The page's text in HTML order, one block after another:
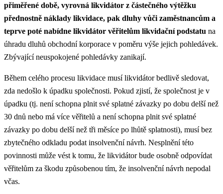
přiměřené době, vyrovná likvidátor z částečného výtěžku
přednostně náklady likvidace, pak dluhy vůči zaměstnancům a
teprve poté nabídne likvidátor věřitelům likvidační podstatu na
úhradu dluhů obchodní korporace v poměru výše jejich pohledávek.
Zbývající neuspokojené pohledávky zanikají.
Během celého procesu likvidace musí likvidátor bedlivě sledovat,
zda nedošlo k úpadku společnosti. Pokud zjistí, že společnost je v
úpadku (tj. není schopna plnit své splatné závazky po dobu delší než
30 dnů nebo má více věřitelů a není schopna plnit své splatné
závazky po dobu delší než tři měsíce po lhůtě splatnosti), musí bez
zbytečného odkladu podat insolvenční návrh. Nesplnění této
povinnosti může vést k tomu, že likvidátor bude osobně odpovídat
věřitelům za škodu způsobenou tím, že insolvenční návrh nepodal
včas.​